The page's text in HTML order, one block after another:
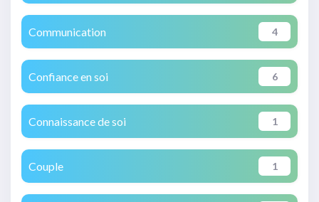
Communication 4
Confiance en soi 6
Connaissance de soi 1
Couple 1